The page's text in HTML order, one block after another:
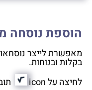
הוספת נוסחה
מאפשרת לייצר
בקלות ובנוחות.
לחיצה על icon